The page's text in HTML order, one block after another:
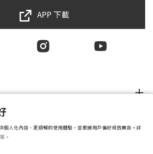
APP 下載
個人化內容、更順暢的使用體驗，並根據用戶偏好投放廣告。詳
。